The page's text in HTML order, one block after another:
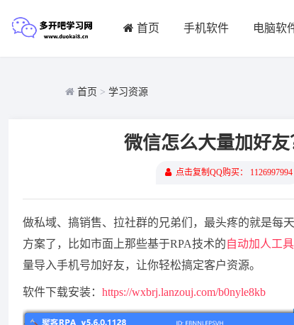
首页 手机软件 电脑软
首页 > 学习资源
微信怎么大量加好
点击复制QQ购买： 1126997994
做私域、搞销售、拉社群的兄弟们，最头疼的就是每
方案了，比如市面上那些基于RPA技术的自动加人工具
量导入手机号加好友，让你轻松搞定客户资源。
软件下载安装： https://wxbrj.lanzouj.com/b0nyle8kb